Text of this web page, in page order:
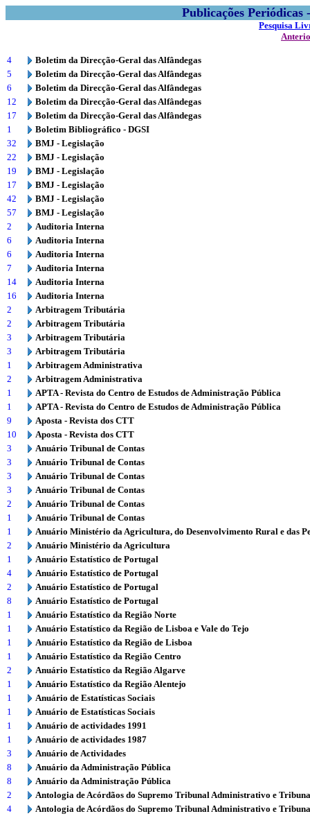
Publicações
Pesquisa
4
Boletim da Direcção-Geral das Alfândegas
5
Boletim da Direcção-Geral das Alfândegas
6
Boletim da Direcção-Geral das Alfândegas
12
Boletim da Direcção-Geral das Alfândegas
17
Boletim da Direcção-Geral das Alfândegas
1
Boletim Bibliográfico - DGSI
32
BMJ - Legislação
22
BMJ - Legislação
19
BMJ - Legislação
17
BMJ - Legislação
42
BMJ - Legislação
57
BMJ - Legislação
2
Auditoria Interna
6
Auditoria Interna
6
Auditoria Interna
7
Auditoria Interna
14
Auditoria Interna
16
Auditoria Interna
2
Arbitragem Tributária
2
Arbitragem Tributária
3
Arbitragem Tributária
3
Arbitragem Tributária
1
Arbitragem Administrativa
2
Arbitragem Administrativa
1
APTA - Revista do Centro de Estudos de Administração Pública
1
APTA - Revista do Centro de Estudos de Administração Pública
9
Aposta - Revista dos CTT
10
Aposta - Revista dos CTT
3
Anuário Tribunal de Contas
3
Anuário Tribunal de Contas
3
Anuário Tribunal de Contas
3
Anuário Tribunal de Contas
2
Anuário Tribunal de Contas
1
Anuário Tribunal de Contas
1
Anuário Ministério da Agricultura, do Desenvolvimento Rural e das
2
Anuário Ministério da Agricultura
1
Anuário Estatístico de Portugal
4
Anuário Estatístico de Portugal
2
Anuário Estatístico de Portugal
8
Anuário Estatístico de Portugal
1
Anuário Estatístico da Região Norte
1
Anuário Estatístico da Região de Lisboa e Vale do Tejo
1
Anuário Estatístico da Região de Lisboa
1
Anuário Estatístico da Região Centro
2
Anuário Estatístico da Região Algarve
1
Anuário Estatístico da Região Alentejo
1
Anuário de Estatísticas Sociais
1
Anuário de Estatísticas Sociais
1
Anuário de actividades 1991
1
Anuário de actividades 1987
3
Anuário de Actividades
8
Anuário da Administração Pública
8
Anuário da Administração Pública
2
Antologia de Acórdãos do Supremo Tribunal Administrativo e
4
Antologia de Acórdãos do Supremo Tribunal Administrativo e